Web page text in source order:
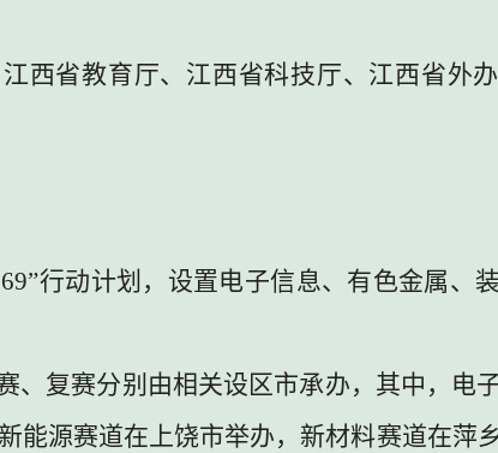
西省教育厅、江西省科技厅、江西省外
行动计划，设置电子信息、有色金属、
、复赛分别由相关设区市承办，其中，电
能源赛道在上饶市举办，新材料赛道在萍